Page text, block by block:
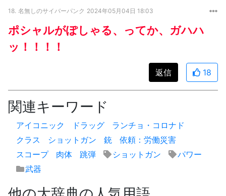
18. 名無しのサイバーパンク 2024年05月04日 18:03
ポシャルがぽしゃる、ってか、ガハハ
ッ！！！！
返信 18
関連キーワード
アイコニック ドラッグ
ランチョ・コロナド
クラス
ショットガン 銃
依頼：労働災害
スコープ
肉体 跳弾 ショットガン
パワー
武器